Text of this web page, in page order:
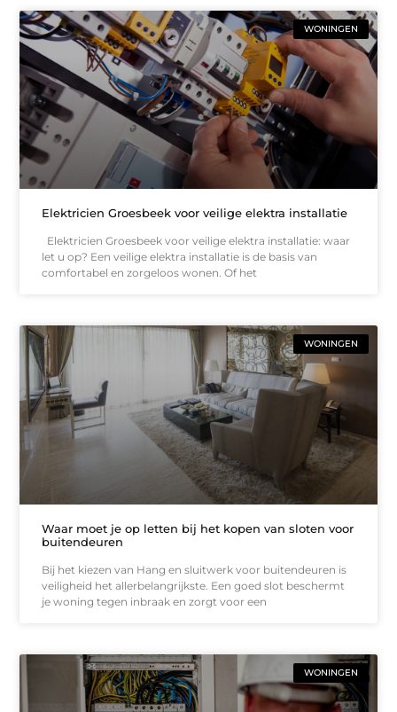
WONINGEN
Elektricien Groesbeek voor veilige elektra installatie
Elektricien Groesbeek voor veilige elektra installatie: waar
let u op? Een veilige elektra installatie is de basis van
comfortabel en zorgeloos wonen. Of het
WONINGEN
Waar moet je op letten bij het kopen van sloten voor
buitendeuren
Bij het kiezen van Hang en sluitwerk voor buitendeuren is
veiligheid het allerbelangrijkste. Een goed slot beschermt
je woning tegen inbraak en zorgt voor een
WONINGEN